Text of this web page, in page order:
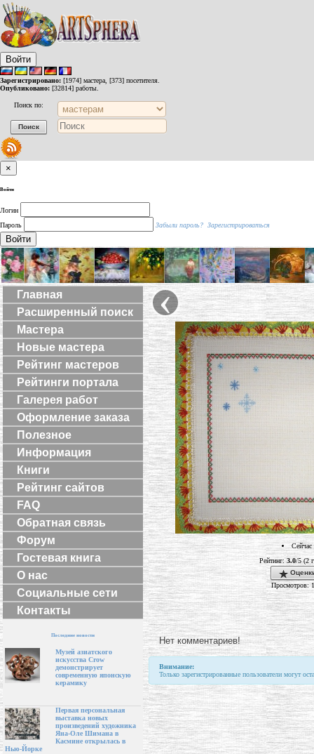
Войти
Зарегистрировано: [1974] мастера, [373] посетителя.
Опубликовано: [32814] работы.
Поиск по:
×
Войти
Логин
Пароль
Забыли пароль? Зарегистрироваться
Войти
Главная
Расширенный поиск
Мастера
Новые мастера
Рейтинг мастеров
Рейтинги портала
Галерея работ
Оформление заказа
Полезное
Информация
Книги
Рейтинг сайтов
FAQ
Обратная связь
Форум
Гостевая книга
О нас
Социальные сети
Контакты
Последние новости
Музей азиатского
искусства Crow
демонстрирует
современную японскую
керамику
Первая персональная
выставка новых
произведений художника
Яна-Оле Шимана в
Касмине открылась в
Нью-Йорке
‹
Рейтинг:3.0/5 (2
Просмотров:
Нет комментариев!
Внимание:
Только зарегистрированные пользователи могут